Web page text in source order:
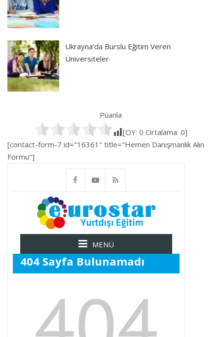
Ukrayna’da Burslu Eğitim Veren
Üniversiteler
Puanla
[OY: 0 Ortalama: 0]
[contact-form-7 id="16361" title="Hemen Danışmanlık Alın
Formu"]